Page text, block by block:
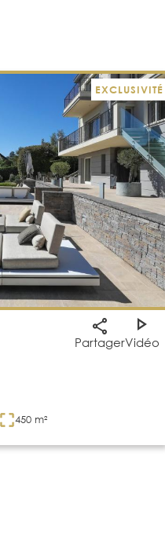
EXCLUSIVITÉ
PartagerVidéo
450 m²